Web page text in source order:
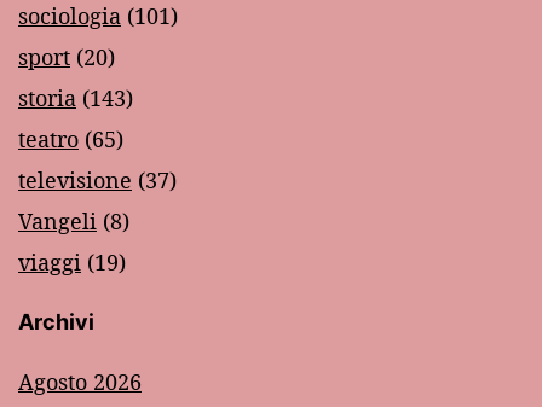
sociologia (101)
sport (20)
storia (143)
teatro (65)
televisione (37)
Vangeli (8)
viaggi (19)
Archivi
Agosto 2026